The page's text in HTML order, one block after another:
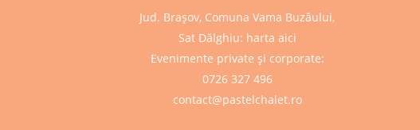
Jud. Brașov, Comuna Vama Buzăului,
Sat Dălghiu: harta aici
Evenimente private și corporate:
0726 327 496
contact@pastelchalet.ro